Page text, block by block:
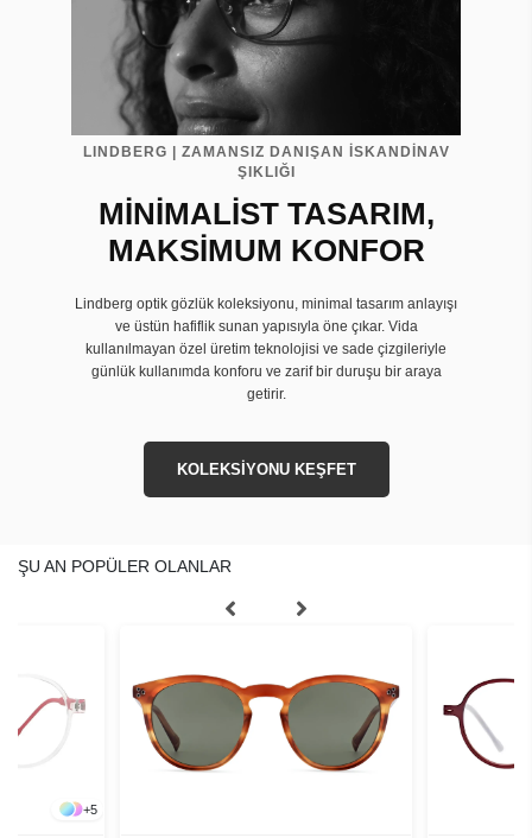
LINDBERG | ZAMANSIZ DANIŞAN İSKANDİNAV
ŞIKLIĞI
MİNİMALİST TASARIM,
MAKSİMUM KONFOR
Lindberg optik gözlük koleksiyonu, minimal tasarım anlayışı
ve üstün hafiflik sunan yapısıyla öne çıkar. Vida
kullanılmayan özel üretim teknolojisi ve sade çizgileriyle
günlük kullanımda konforu ve zarif bir duruşu bir araya
getirir.
KOLEKSİYONU KEŞFET
ŞU AN POPÜLER OLANLAR
+5